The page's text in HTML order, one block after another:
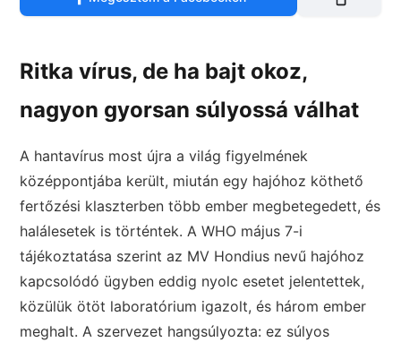
Ritka vírus, de ha bajt okoz,
nagyon gyorsan súlyossá válhat
A hantavírus most újra a világ figyelmének
középpontjába került, miután egy hajóhoz köthető
fertőzési klaszterben több ember megbetegedett, és
halálesetek is történtek. A WHO május 7-i
tájékoztatása szerint az MV Hondius nevű hajóhoz
kapcsolódó ügyben eddig nyolc esetet jelentettek,
közülük ötöt laboratórium igazolt, és három ember
meghalt. A szervezet hangsúlyozta: ez súlyos